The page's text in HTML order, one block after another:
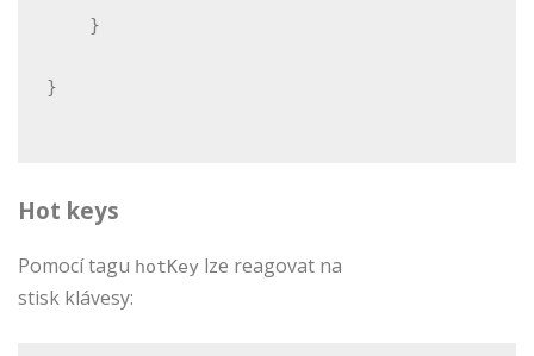
    }
}
Hot keys
Pomocí tagu hotKey lze reagovat na
stisk klávesy: